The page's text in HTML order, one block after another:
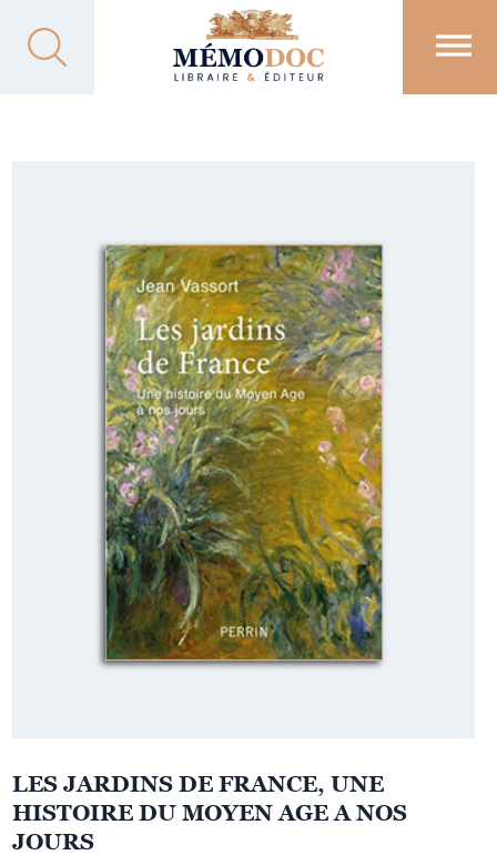
LES JARDINS DE FRANCE, UNE
HISTOIRE DU MOYEN AGE A NOS
JOURS